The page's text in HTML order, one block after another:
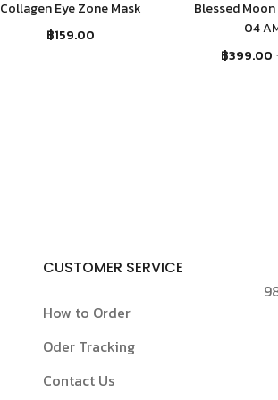
Collagen Eye Zone Mask
฿159.00
Blessed
04
฿399.00
CUSTOMER SERVICE
How to Order
Oder Tracking
Contact Us